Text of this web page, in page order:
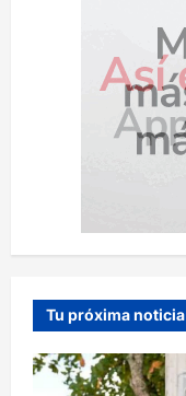
Tu próxima noticia